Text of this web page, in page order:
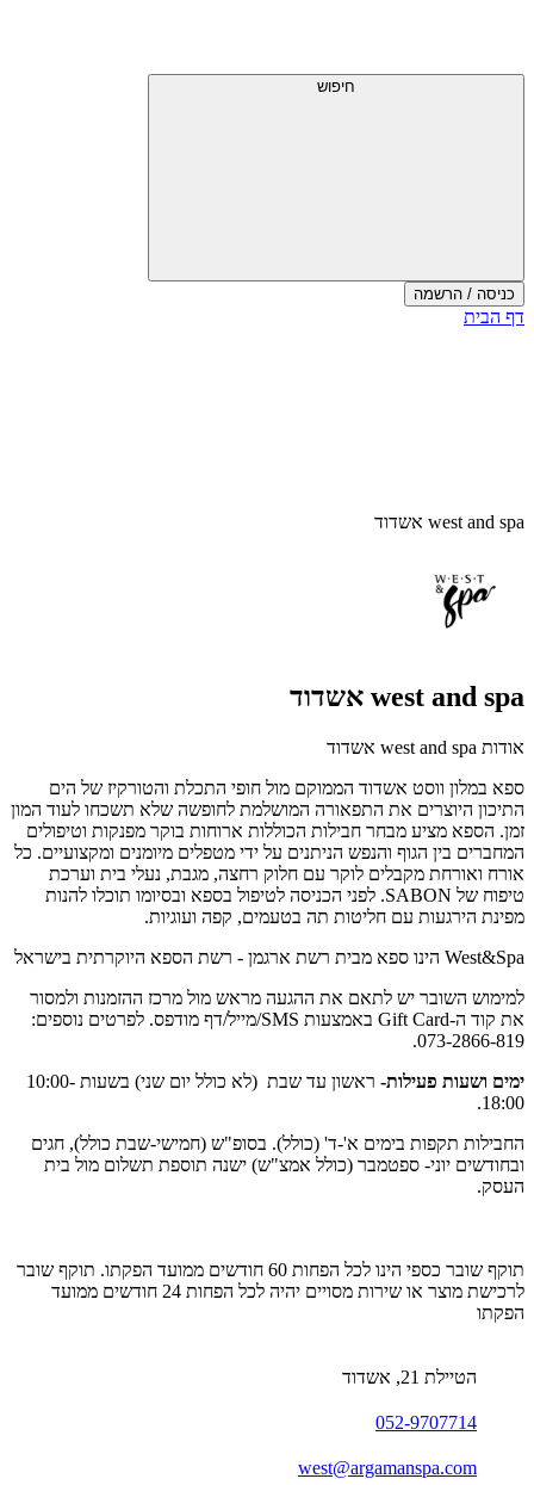
חיפוש
כניסה / הרשמה
דף הבית
west and spa אשדוד
west and spa אשדוד
אודות west and spa אשדוד
ספא במלון ווסט אשדוד הממוקם מול חופי התכלת והטורקיז של הים
התיכון היוצרים את התפאורה המושלמת לחופשה שלא תשכחו לעוד המון
זמן. הספא מציע מבחר חבילות הכוללות ארוחות בוקר מפנקות וטיפולים
המחברים בין הגוף והנפש הניתנים על ידי מטפלים מיומנים ומקצועיים. כל
אורח ואורחת מקבלים לוקר עם חלוק רחצה, מגבת, נעלי בית וערכת
טיפוח של SABON. לפני הכניסה לטיפול בספא ובסיומו תוכלו להנות
מפינת הירגעות עם חליטות תה בטעמים, קפה ועוגיות.
West&Spa הינו ספא מבית רשת ארגמן - רשת הספא היוקרתית בישראל
למימוש השובר יש לתאם את ההגעה מראש מול מרכז ההזמנות ולמסור
את קוד ה-Gift Card באמצעות SMS/מייל/דף מודפס. לפרטים נוספים:
073-2866-819.
ימים ושעות פעילות-
ראשון עד שבת (לא כולל יום שני) בשעות 10:00-
18:00.
החבילות תקפות בימים א'-ד' (כולל). בסופ"ש (חמישי-שבת כולל), חגים
ובחודשים יוני- ספטמבר (כולל אמצ"ש) ישנה תוספת תשלום מול בית
העסק.
תוקף שובר כספי הינו לכל הפחות 60 חודשים ממועד הפקתו. תוקף שובר
לרכישת מוצר או שירות מסויים יהיה לכל הפחות 24 חודשים ממועד
הפקתו
הטיילת 21, אשדוד
052-9707714
west@argamanspa.com